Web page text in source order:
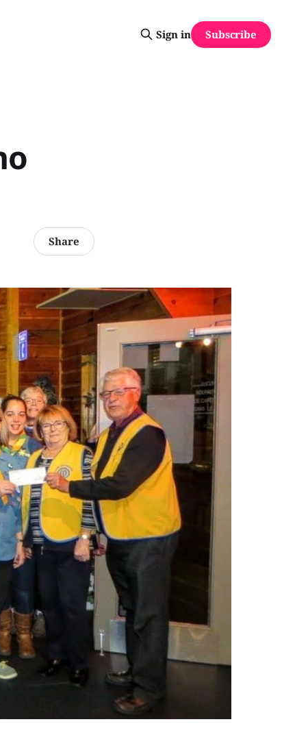
Sign in Subscribe
Share